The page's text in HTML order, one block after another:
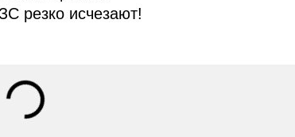
резко исчезают!